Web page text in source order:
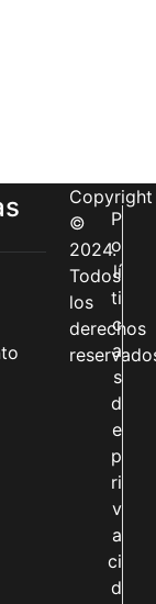
Copyright
©
2024.
Todos
los
derechos
P
o
lí
ti
c
a
s
d
e
p
ri
v
a
ci
d